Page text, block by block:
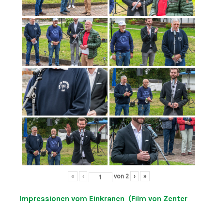
« ‹ von 2 › »
Impressionen vom Einkranen (Film von Zenter